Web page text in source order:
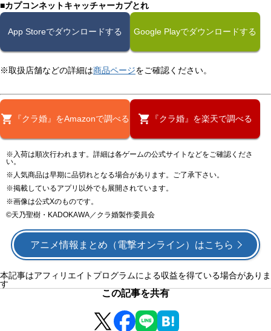
■カプコンネットキャッチャーカプとれ
App Storeでダウンロードする Google Playでダウンロードする
※取扱店舗などの詳細は商品ページをご確認ください。
『クラ婚』をAmazonで調べる 『クラ婚』を楽天で調べる
※入荷は順次行われます。詳細は各ゲームの公式サイトなどをご確認くださ
い。
※人気商品は早期に品切れとなる場合があります。ご了承下さい。
※掲載しているアプリ以外でも展開されています。
※画像は公式Xのものです。
©天乃聖樹・KADOKAWA／クラ婚製作委員会
アニメ情報まとめ（電撃オンライン）はこちら
本記事はアフィリエイトプログラムによる収益を得ている場合がありま
す
この記事を共有